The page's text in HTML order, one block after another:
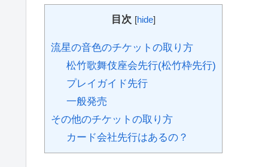
目次 [hide]
流星の音色のチケットの取り方
松竹歌舞伎座会先行(松竹枠先行)
プレイガイド先行
一般発売
その他のチケットの取り方
カード会社先行はあるの？